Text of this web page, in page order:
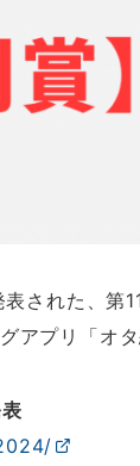
された、第
アプリ「オ